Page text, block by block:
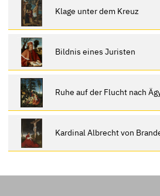
Klage unter dem Kreuz
Bildnis eines Juristen
Ruhe auf der Flucht nach
Kardinal Albrecht von